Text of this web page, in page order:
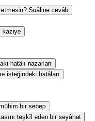
Suâline cevâb
kaziye
hatâlı nazarları
isteğindeki hatâları
bir sebep
teşkîl eden bir seyâhat